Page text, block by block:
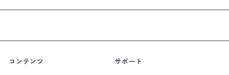
すル
ス
コンテンツ
サポート